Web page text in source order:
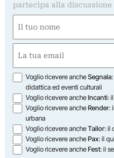
partecipa alla
(Required)
First
(Required)
Opzioni
Voglio ricevere ancheSegnala
didattica ed eventi culturali
Voglio ricevere ancheIncanti:
Voglio ricevere ancheRender:
urbana
Voglio ricevere ancheTailor: il
Voglio ricevere anchePax: il
Voglio ricevere ancheFest: il